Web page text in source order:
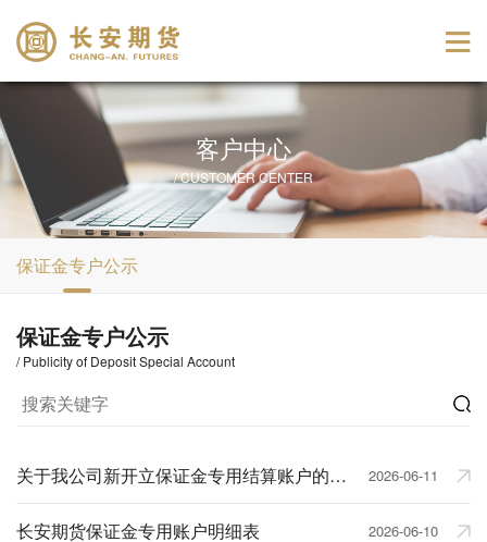
客户中心
/ CUSTOMER CENTER
保证金专户公示
保证金专户公示
/ Publicity of Deposit Special Account
关于我公司新开立保证金专用结算账户的公示通知 2026-06-11
长安期货保证金专用账户明细表 2026-06-10